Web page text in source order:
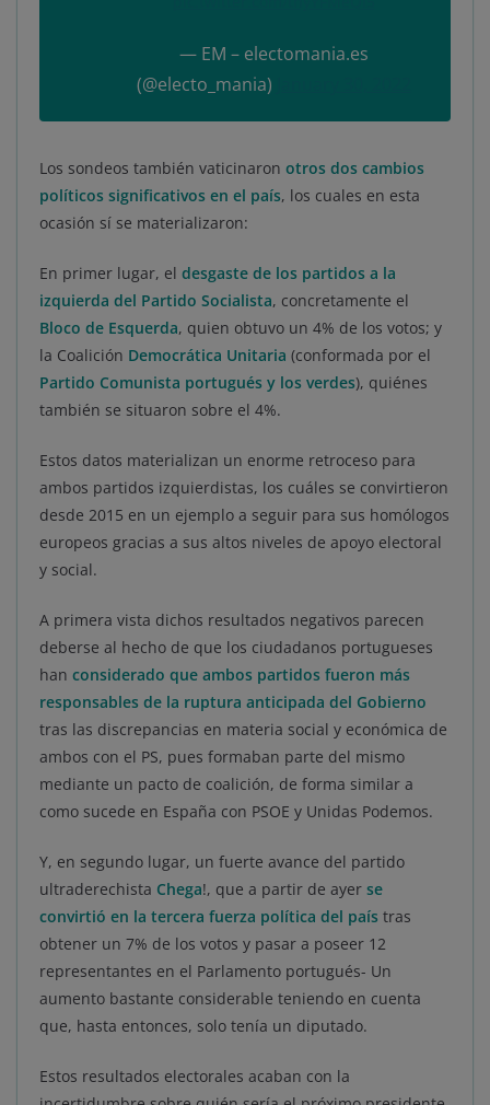
— EM – electomania.es
(@electo_mania)
Los sondeos también vaticinaron otros dos cambios
políticos significativos en el país, los cuales en esta
ocasión sí se materializaron:
En primer lugar, el desgaste de los partidos a la
izquierda del Partido Socialista, concretamente el
Bloco de Esquerda, quien obtuvo un 4% de los votos; y
la Coalición Democrática Unitaria (conformada por el
Partido Comunista portugués y los verdes), quiénes
también se situaron sobre el 4%.
Estos datos materializan un enorme retroceso para
ambos partidos izquierdistas, los cuáles se convirtieron
desde 2015 en un ejemplo a seguir para sus homólogos
europeos gracias a sus altos niveles de apoyo electoral
y social.
A primera vista dichos resultados negativos parecen
deberse al hecho de que los ciudadanos portugueses
han considerado que ambos partidos fueron más
responsables de la ruptura anticipada del Gobierno
tras las discrepancias en materia social y económica de
ambos con el PS, pues formaban parte del mismo
mediante un pacto de coalición, de forma similar a
como sucede en España con PSOE y Unidas Podemos.
Y, en segundo lugar, un fuerte avance del partido
ultraderechista Chega!, que a partir de ayer se
convirtió en la tercera fuerza política del país tras
obtener un 7% de los votos y pasar a poseer 12
representantes en el Parlamento portugués- Un
aumento bastante considerable teniendo en cuenta
que, hasta entonces, solo tenía un diputado.
Estos resultados electorales acaban con la